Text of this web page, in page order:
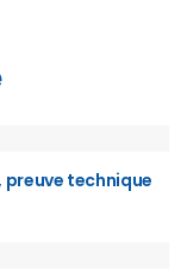
preuve technique